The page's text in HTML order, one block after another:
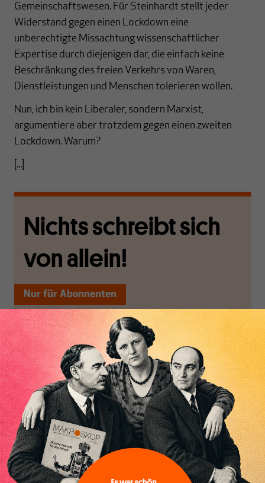
Inhaltsverzeichnis
Gemeinschaftswesen. Für Steinhardt stellt jeder
Widerstand gegen einen Lockdown eine
unberechtigte Missachtung wissenschaftlicher
Expertise durch diejenigen dar, die einfach keine
Beschränkung des freien Verkehrs von Waren,
Dienstleistungen und Menschen tolerieren wollen.
Nun, ich bin kein Liberaler, sondern Marxist,
argumentiere aber trotzdem gegen einen zweiten
Lockdown. Warum?
[...]
Nichts schreibt sich
von allein!
Nur für Abonnenten
MAKROSKOP analysiert
wirtschaftspolitische
Themen aus einer
postkeynesianischen
Perspektive und ist damit
in Deutschland einzigartig.
MAKROSKOP steht für
das große Ganze. Wir
haben einen Blick auf
Geld, Wirtschaft und
Politik, den Sie so
woanders nicht finden.
Wir verlassen die
journalistische Filterblase,
in der sich viele
eingerichtet haben. Wir
öffnen Fenster und
bringen frische Luft in die
engen und verstaubten
Debattenräume.
Brauchen Sie auch frische
Luft? Dann folgen Sie
einfach dem Button.